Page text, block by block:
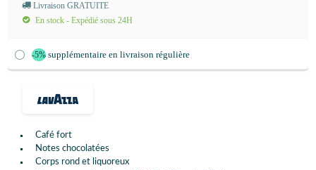
Café fort
Notes chocolatées
Corps rond et liquoreux
Livraison GRATUITE
En stock - Expédié sous 24H
-5% supplémentaire en livraison régulière